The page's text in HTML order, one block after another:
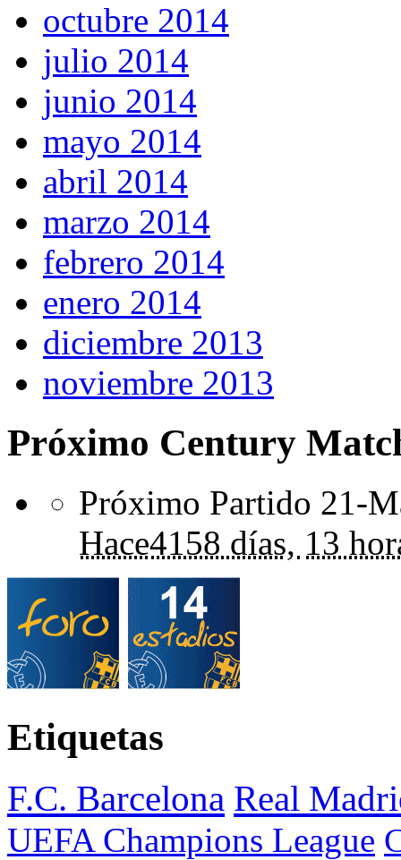
octubre 2014
julio 2014
junio 2014
mayo 2014
abril 2014
marzo 2014
febrero 2014
enero 2014
diciembre 2013
noviembre 2013
Próximo Century
Próximo Partido 21-
Hace4158 días, 13
Etiquetas
F.C. Barcelona Real
UEFA Champions League